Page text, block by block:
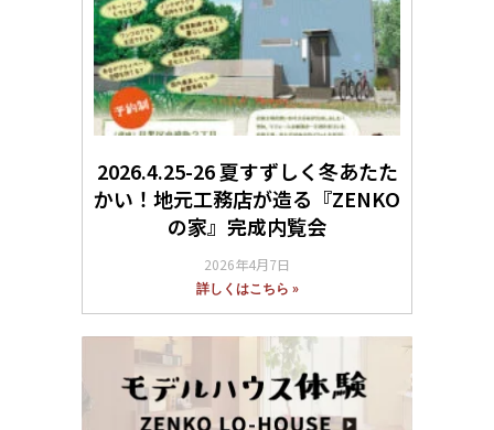
2026.4.25-26 夏すずしく冬あたた
かい！地元工務店が造る『ZENKO
の家』完成内覧会
2026年4月7日
詳しくはこちら »